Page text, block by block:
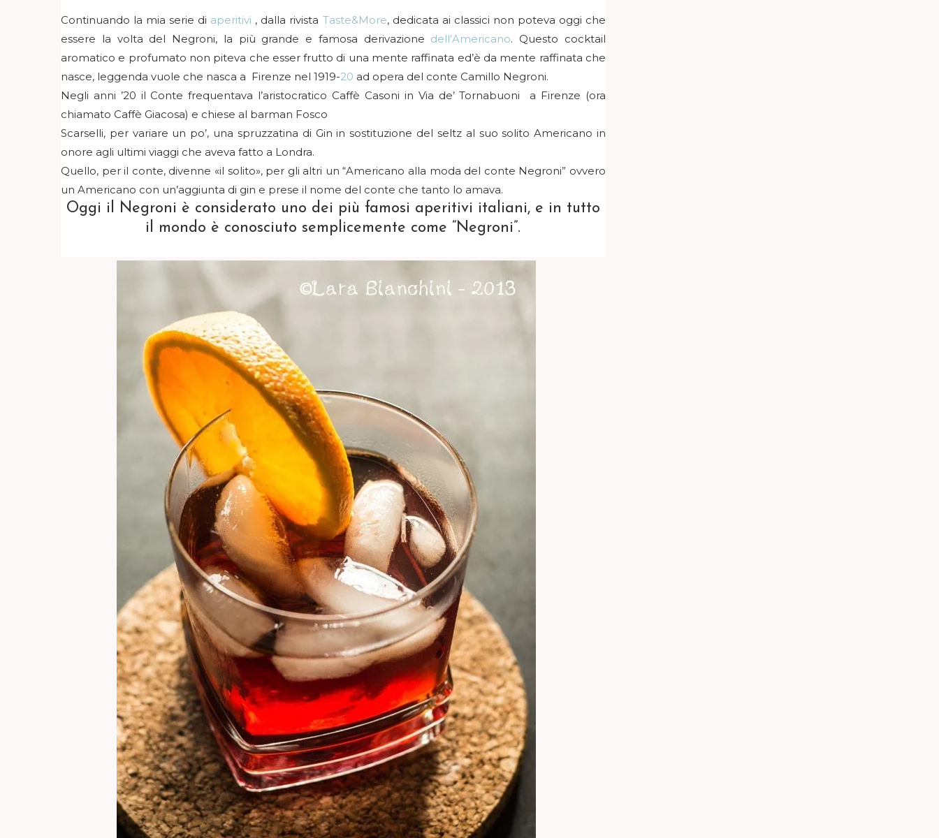
Continuando la mia serie di aperitivi , dalla rivista Taste&More, dedicata ai classici non poteva oggi che
essere la volta del Negroni, la più grande e famosa derivazione dell’Americano. Questo cocktail
aromatico e profumato non piteva che esser frutto di una mente raffinata ed’è da mente raffinata che
nasce, leggenda vuole che nasca a Firenze nel 1919-20 ad opera del conte Camillo Negroni.
Negli anni ’20 il Conte frequentava l’aristocratico Caffè Casoni in Via de’ Tornabuoni a Firenze (ora
chiamato Caffè Giacosa) e chiese al barman Fosco
Scarselli, per variare un po’, una spruzzatina di Gin in sostituzione del seltz al suo solito Americano in
onore agli ultimi viaggi che aveva fatto a Londra.
Quello, per il conte, divenne «il solito», per gli altri un “Americano alla moda del conte Negroni” ovvero
un Americano con un’aggiunta di gin e prese il nome del conte che tanto lo amava.
Oggi il Negroni è considerato uno dei più famosi aperitivi italiani, e in tutto
il mondo è conosciuto semplicemente come “Negroni”.